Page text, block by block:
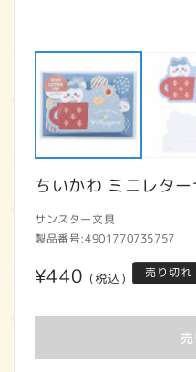
ちいかわ ミニレター
サンスター文具
製品番号:4901770735757
通
格
¥440 (税込) 売り切れ